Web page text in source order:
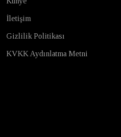
İletişim
Gizlilik Politikası
KVKK Aydınlatma Metni